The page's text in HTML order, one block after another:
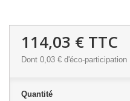
114,03 € TTC
Dont 0,03 € d'éco-participation
Quantité